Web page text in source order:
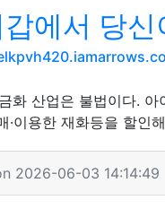
에서 당
화 산업은 불법이다.
·이용한 재화등을 할인
2026-06-03 14:14:49